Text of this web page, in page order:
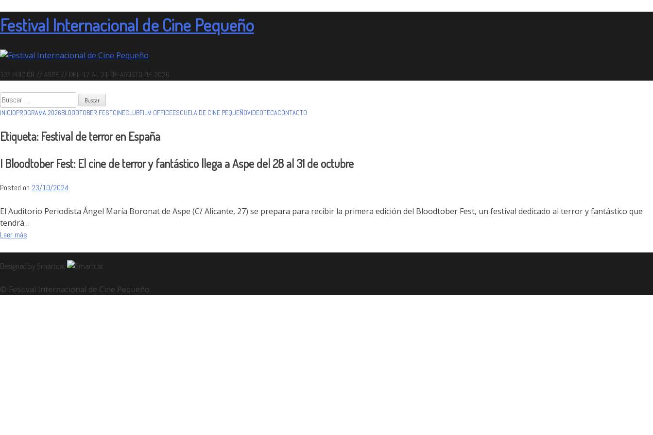
to
content
Festival Internacional de Cine Pequeño
13ª EDICIÓN // ASPE // DEL 17 AL 21 DE AGOSTO DE 2026
Buscar:
INICIOPROGRAMA 2026BLOODTOBER FESTCINECLUBFILM OFFICEESCUELA DE CINE PEQUEÑOVIDEOTECACONTACTO
Etiqueta: Festival de terror en España
I Bloodtober Fest: El cine de terror y fantástico llega a Aspe del 28 al 31 de octubre
Posted on 23/10/2024
El Auditorio Periodista Ángel María Boronat de Aspe (C/ Alicante, 27) se prepara para recibir la primera edición del Bloodtober Fest, un festival dedicado al terror y fantástico que
tendrá…
Leer más
Designed by Smartcat
© Festival Internacional de Cine Pequeño